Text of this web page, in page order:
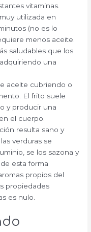
vitaminas.
utilizada en
(no es lo
menos aceite.
saludables que los
una
aceite cubriendo o
El frito suele
y producir una
el cuerpo.
resulta sano y
verduras se
se los sazona y
esta forma
propios del
propiedades
es nulo.